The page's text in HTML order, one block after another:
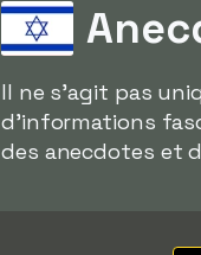
Il ne s'agit pas
d'informations
des anecdotes et